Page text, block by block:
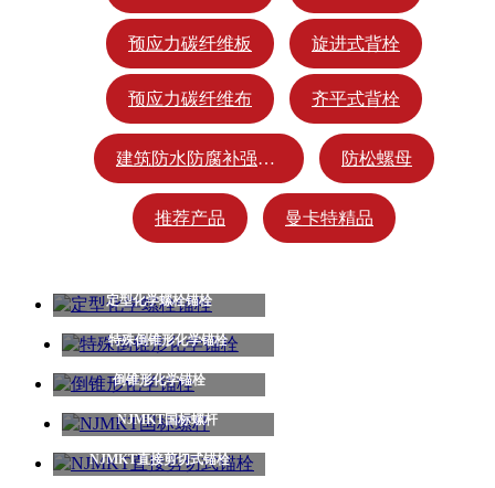
预应力碳纤维板
预应力碳纤维布
旋进式背栓
齐平式背栓
建筑防水防腐补强材料 防松螺母
推荐产品 曼卡特精品
定型化学螺栓锚栓
特殊倒锥形化学锚栓
倒锥形化学锚栓
NJMKT国标螺杆
NJMKT直接剪切式锚栓